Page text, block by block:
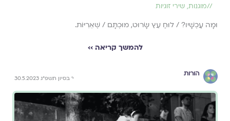
//מוגנות, שירי זוגיות
וּמָה עַכְשָׁיו? / לוּחַ עֵץ שָׂרוּט, מוּכְתָּם / שְׁאֵרִיּוֹת.
להמשך קריאה ››
הורות
י׳ בסיון תשפ״ג 30.5.2023